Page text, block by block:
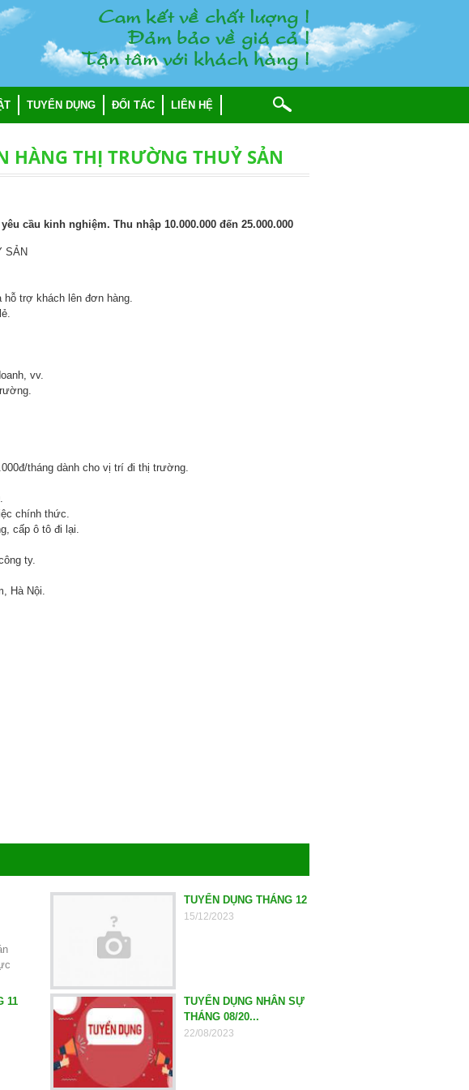
Cam keát veà chaát löôïng !
Ñaûm baûo veà giaù caû !
Taän taâm vôùi khaùch haøng !
TUYỂN DỤNG ĐỐI TÁC LIÊN HỆ
HÀNG THỊ TRƯỜNG THUỶ SẢN
cầu kinh nghiệm. Thu nhập 10.000.000 đến 25.000.000
SẢN
trợ khách lên đơn hàng.
vv.
tháng dành cho vị trí đi thị trường.
chính thức.
cấp ô tô đi lại.
ty.
Hà Nội.
TUYỂN DỤNG THÁNG 12
15/12/2023
11
TUYỂN DỤNG NHÂN SỰ
THÁNG 08/20...
22/08/2023